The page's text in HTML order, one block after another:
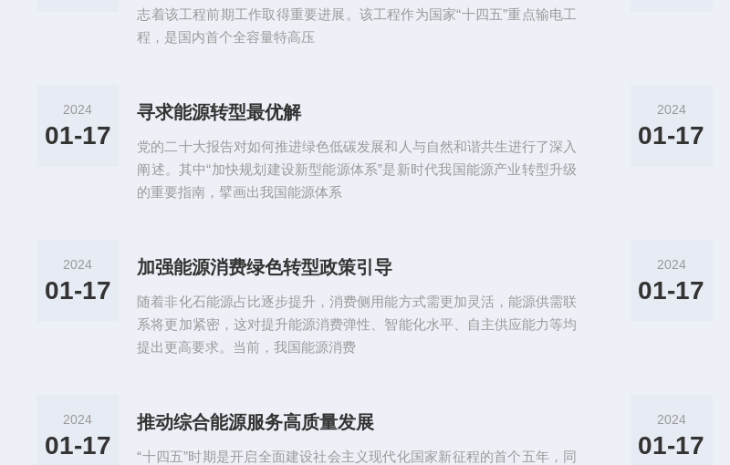
志着该工程前期工作取得重要进展。该工程作为国家“十四五”重点输电工
程，是国内首个全容量特高压
2024
01-17
寻求能源转型最优解
党的二十大报告对如何推进绿色低碳发展和人与自然和谐共生进行了深入
阐述。其中“加快规划建设新型能源体系”是新时代我国能源产业转型升级
的重要指南，擘画出我国能源体系
2024
01-17
2024
01-17
加强能源消费绿色转型政策引导
随着非化石能源占比逐步提升，消费侧用能方式需更加灵活，能源供需联
系将更加紧密，这对提升能源消费弹性、智能化水平、自主供应能力等均
提出更高要求。当前，我国能源消费
2024
01-17
2024
01-17
推动综合能源服务高质量发展
“十四五”时期是开启全面建设社会主义现代化国家新征程的首个五年，同
2024
01-17